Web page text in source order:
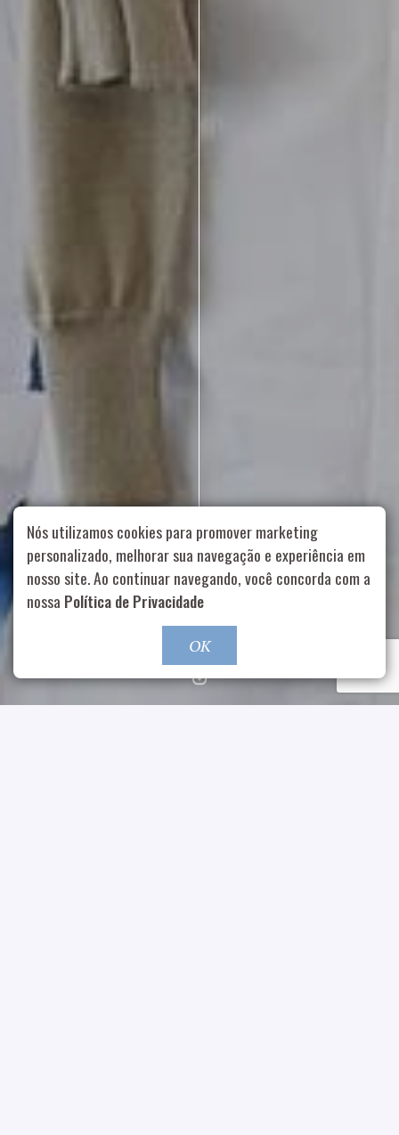
Rua Aurélia, 1714 – Vila Romana, São Paulo – SP | 55 11
99178-5848 | contato@nucleofood.com
Role para continar
Nós utilizamos cookies para promover marketing
personalizado, melhorar sua navegação e experiência em
nosso site. Ao continuar navegando, você concorda com a
nossa Política de Privacidade
OK